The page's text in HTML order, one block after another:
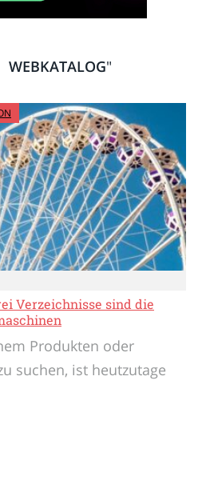
WEBKATALOG"
Verzeichnisse sind die
Produkten oder
suchen, ist heutzutage